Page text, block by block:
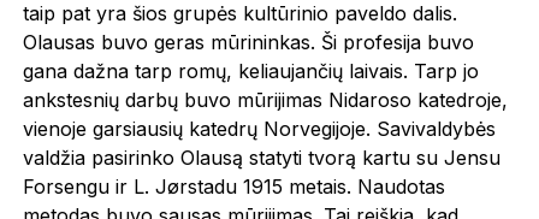
taip pat yra šios grupės kultūrinio paveldo dalis.
Olausas buvo geras mūrininkas. Ši profesija buvo
gana dažna tarp romų, keliaujančių laivais. Tarp jo
ankstesnių darbų buvo mūrijimas Nidaroso katedroje,
vienoje garsiausių katedrų Norvegijoje. Savivaldybės
valdžia pasirinko Olausą statyti tvorą kartu su Jensu
Forsengu ir L. Jørstadu 1915 metais. Naudotas